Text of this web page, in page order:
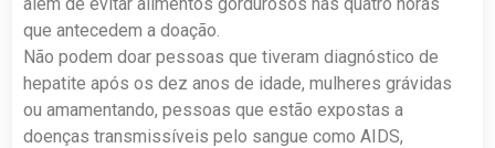
que antecedem a doação.
Não podem doar pessoas que tiveram diagnóstico de
hepatite após os dez anos de idade, mulheres grávidas
ou amamentando, pessoas que estão expostas a
doenças transmissíveis pelo sangue como AIDS,